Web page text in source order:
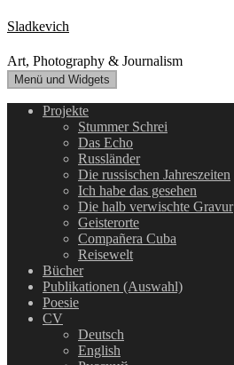
Zum
Inhalt
springen
Sladkevich
Art, Photography & Journalism
Menü und Widgets
Projekte
Stummer Schrei
Das Echo
Russländer
Die russischen Jahreszeiten
Ich habe das gesehen
Die halb verwischte Gravur
Geisterorte
Compañera Cuba
Reisewelt
Bücher
Publikationen (Auswahl)
Poesie
CV
Deutsch
English